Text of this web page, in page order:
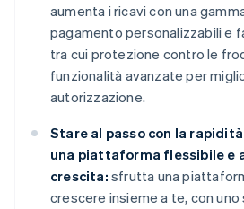
aumenta i ricavi con una
pagamento personalizzabili e
tra cui protezione contro le
funzionalità avanzate per
autorizzazione.
Stare al passo con la
una piattaforma flessibile e
crescita: sfrutta una
crescere insieme a te, con